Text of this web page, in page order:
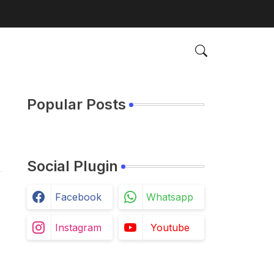
Popular Posts
Social Plugin
Facebook Whatsapp
Instagram Youtube